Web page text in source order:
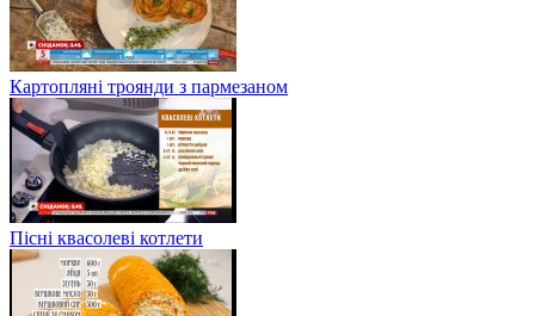
Картопляні троянди з пармезаном
Пісні квасолеві котлети